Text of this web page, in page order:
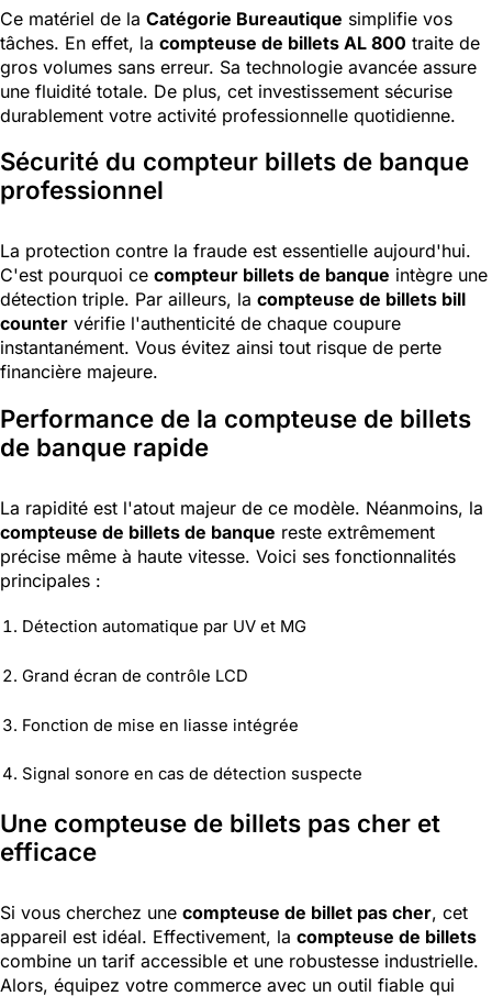
Ce matériel de la Catégorie Bureautique simplifie vos
tâches. En effet, la compteuse de billets AL 800 traite de
gros volumes sans erreur. Sa technologie avancée assure
une fluidité totale. De plus, cet investissement sécurise
durablement votre activité professionnelle quotidienne.
Sécurité du compteur billets de banque
professionnel
La protection contre la fraude est essentielle aujourd'hui.
C'est pourquoi ce compteur billets de banque intègre une
détection triple. Par ailleurs, la compteuse de billets bill
counter vérifie l'authenticité de chaque coupure
instantanément. Vous évitez ainsi tout risque de perte
financière majeure.
Performance de la compteuse de billets
de banque rapide
La rapidité est l'atout majeur de ce modèle. Néanmoins, la
compteuse de billets de banque reste extrêmement
précise même à haute vitesse. Voici ses fonctionnalités
principales :
Détection automatique par UV et MG
Grand écran de contrôle LCD
Fonction de mise en liasse intégrée
Signal sonore en cas de détection suspecte
Une compteuse de billets pas cher et
efficace
Si vous cherchez une compteuse de billet pas cher, cet
appareil est idéal. Effectivement, la compteuse de billets
combine un tarif accessible et une robustesse industrielle.
Alors, équipez votre commerce avec un outil fiable qui